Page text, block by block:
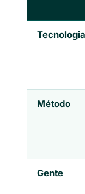
Tecnologia
Método
Gente